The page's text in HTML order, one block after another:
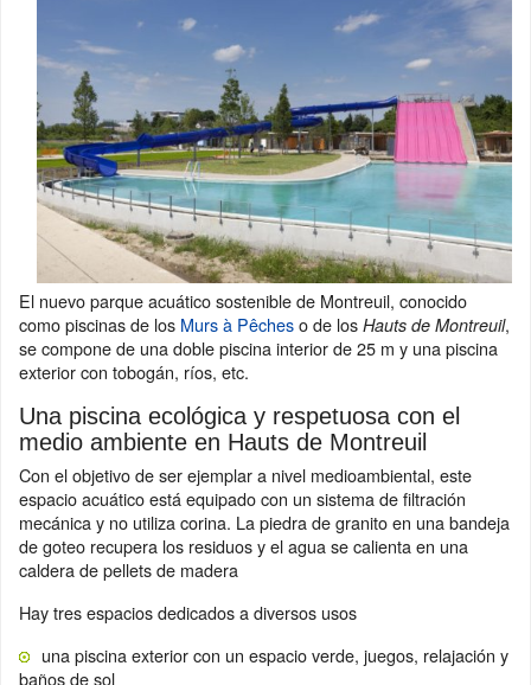
El nuevo parque acuático sostenible de Montreuil, conocido
como piscinas de los Murs à Pêcheso de los Hauts de Montreuil,
se compone de una doble piscina interior de 25 m y una piscina
exterior con tobogán, ríos, etc.
Una piscina ecológica y respetuosa con el
medio ambiente en Hauts de Montreuil
Con el objetivo de ser ejemplar a nivel medioambiental, este
espacio acuático está equipado con un sistema de filtración
mecánica y no utiliza corina. La piedra de granito en una bandeja
de goteo recupera los residuos y el agua se calienta en una
caldera de pellets de madera
Hay tres espacios dedicados a diversos usos
una piscina exterior con un espacio verde, juegos, relajación y
baños de sol